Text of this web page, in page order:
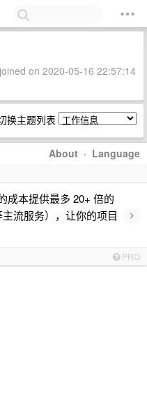
on 2020-05-16 22:57:14
换主题列表
About · Language
成本提供最多 20+ 倍的
流服务），让你的项目
›
PRO